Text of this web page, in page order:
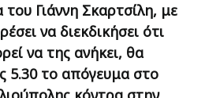
Γιάννη Σκαρτσίλη, με
να διεκδικήσει ότι
να της ανήκει, θα
5.30 το απόγευμα στο